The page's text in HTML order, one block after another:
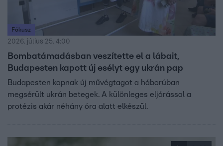
Fókusz
2026. július 25. 4:00
Bombatámadásban veszítette el a lábait,
Budapesten kapott új esélyt egy ukrán pap
Budapesten kapnak új művégtagot a háborúban
megsérült ukrán betegek. A különleges eljárással a
protézis akár néhány óra alatt elkészül.